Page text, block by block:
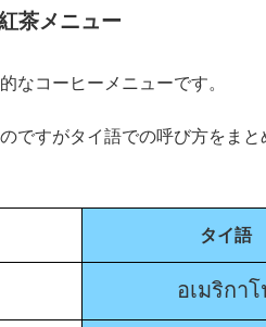
茶メニュー
なコーヒーメニューです。
ですがタイ語での呼び方をまと
タイ語
อเมริกา